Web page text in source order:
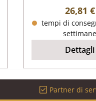
tenuta, cordone
per vetro
Prezzo
26,81 €
tempi di
settimane
Dettagli
Partner di